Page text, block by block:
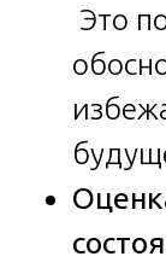
Это